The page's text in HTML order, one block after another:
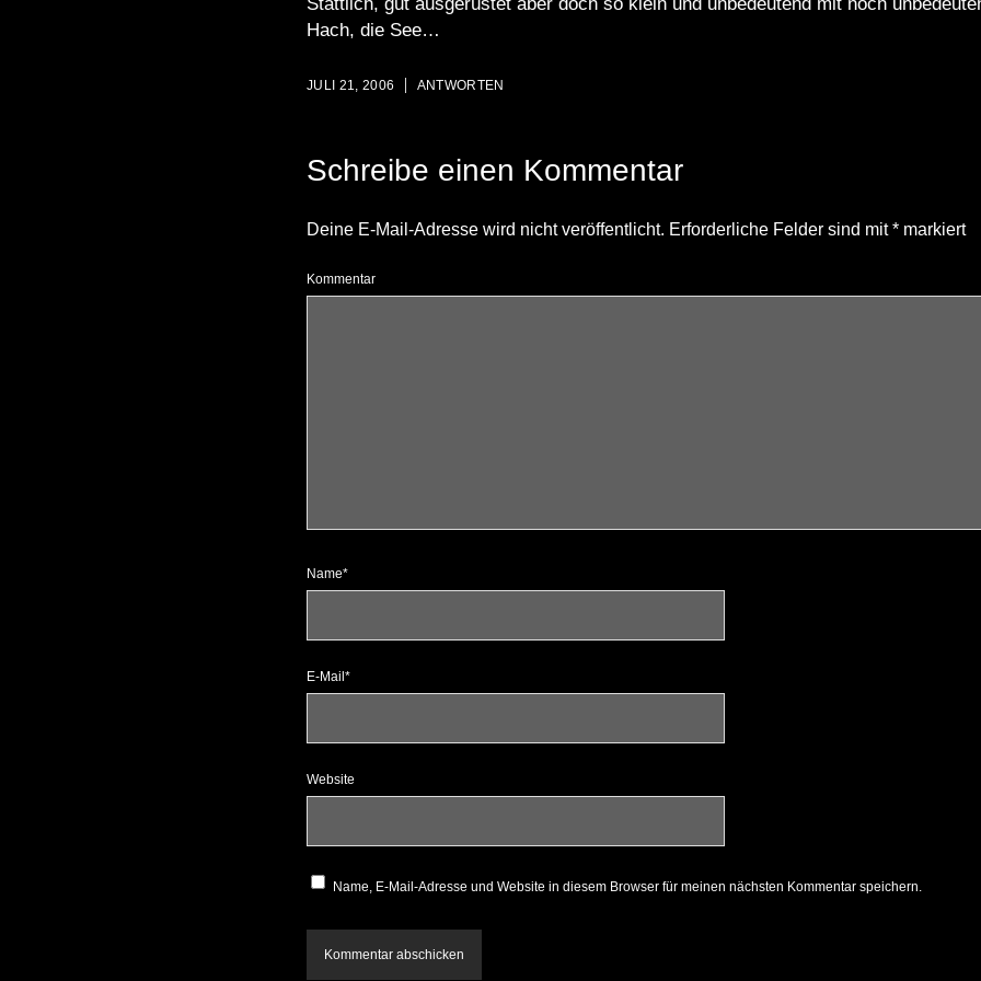
Hach, die See…
JULI 21, 2006 ANTWORTEN
Schreibe einen Kommentar
Deine E-Mail-Adresse wird nicht veröffentlicht. Erforderliche Felder sind mit*markiert
Kommentar
Name*
E-Mail*
Website
Name, E-Mail-Adresse und Website in diesem Browser für meinen nächsten Kommentar speichern.